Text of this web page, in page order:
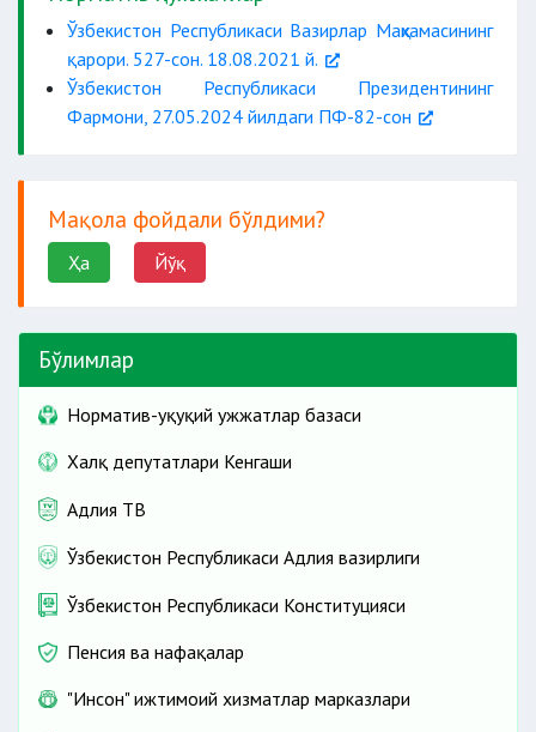
Ўзбекистон Республикаси Вазирлар Маҳкамасининг
қарори. 527-сон. 18.08.2021 й.
Ўзбекистон Республикаси Президентининг
Фармони, 27.05.2024 йилдаги ПФ-82-сон
Мақола фойдали бўлдими?
Ҳа Йўқ
Бўлимлар
Норматив-ҳуқуқий ҳужжатлар базаси
Халқ депутатлари Кенгаши
Адлия ТВ
Ўзбекистон Республикаси Адлия вазирлиги
Ўзбекистон Республикаси Конституцияси
Пенсия ва нафақалар
"Инсон" ижтимоий хизматлар марказлари